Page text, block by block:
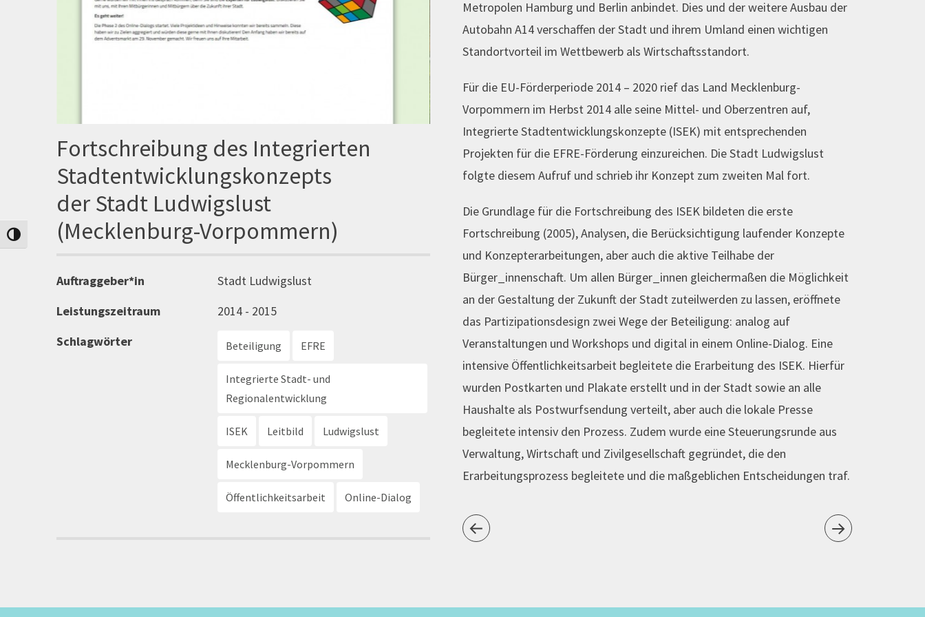
Umschalten auf hohe Kontraste
Fortschreibung des Integrierten
Stadtentwicklungskonzepts
der Stadt Ludwigslust
(Mecklenburg-Vorpommern)
Auftraggeber*in
Stadt Ludwigslust
Leistungszeitraum
2014 - 2015
Schlagwörter
Beteiligung EFRE
Integrierte Stadt- und
Regionalentwicklung
ISEK Leitbild Ludwigslust
Mecklenburg-Vorpommern
Öffentlichkeitsarbeit Online-Dialog
Metropolen Hamburg und Berlin anbindet. Dies und der weitere Ausbau der
Autobahn A14 verschaffen der Stadt und ihrem Umland einen wichtigen
Standortvorteil im Wettbewerb als Wirtschaftsstandort.
Für die EU-Förderperiode 2014 – 2020 rief das Land Mecklenburg-
Vorpommern im Herbst 2014 alle seine Mittel- und Oberzentren auf,
Integrierte Stadtentwicklungskonzepte (ISEK) mit entsprechenden
Projekten für die EFRE-Förderung einzureichen. Die Stadt Ludwigslust
folgte diesem Aufruf und schrieb ihr Konzept zum zweiten Mal fort.
Die Grundlage für die Fortschreibung des ISEK bildeten die erste
Fortschreibung (2005), Analysen, die Berücksichtigung laufender Konzepte
und Konzepterarbeitungen, aber auch die aktive Teilhabe der
Bürger_innenschaft. Um allen Bürger_innen gleichermaßen die Möglichkeit
an der Gestaltung der Zukunft der Stadt zuteilwerden zu lassen, eröffnete
das Partizipationsdesign zwei Wege der Beteiligung: analog auf
Veranstaltungen und Workshops und digital in einem Online-Dialog. Eine
intensive Öffentlichkeitsarbeit begleitete die Erarbeitung des ISEK. Hierfür
wurden Postkarten und Plakate erstellt und in der Stadt sowie an alle
Haushalte als Postwurfsendung verteilt, aber auch die lokale Presse
begleitete intensiv den Prozess. Zudem wurde eine Steuerungsrunde aus
Verwaltung, Wirtschaft und Zivilgesellschaft gegründet, die den
Erarbeitungsprozess begleitete und die maßgeblichen Entscheidungen traf.